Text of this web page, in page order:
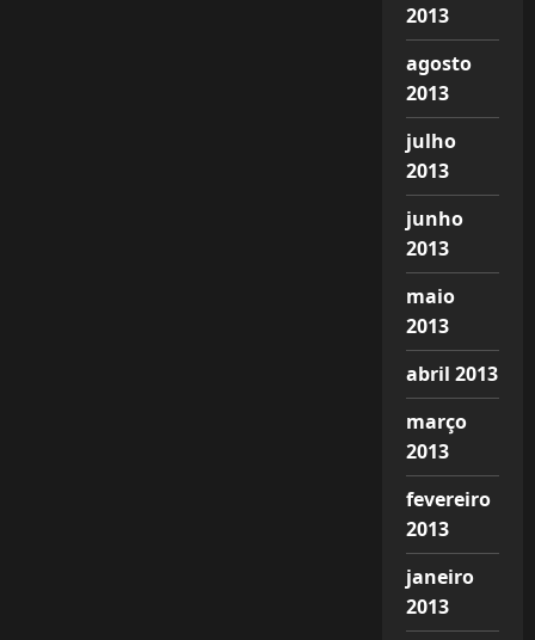
2013
agosto
2013
julho
2013
junho
2013
maio
2013
abril 2013
março
2013
fevereiro
2013
janeiro
2013